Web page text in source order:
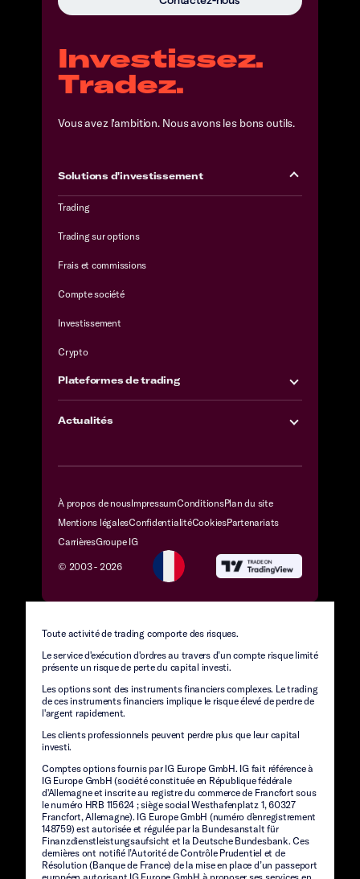
Investissez.
Tradez.
Vous avez l'ambition. Nous avons les bons outils.
Solutions d'investissement
Trading
Trading sur options
Frais et commissions
Compte société
Investissement
Crypto
Plateformes de trading
Actualités
À propos de nousImpressumConditionsPlan du site
Mentions légalesConfidentialitéCookiesPartenariats
CarrièresGroupe IG
© 2003 - 2026
Toute activité de trading comporte des risques.
Le service d'exécution d'ordres au travers d’un compte risque limité
présente un risque de perte du capital investi.
Les options sont des instruments financiers complexes. Le trading
de ces instruments financiers implique le risque élevé de perdre de
l'argent rapidement.
Les clients professionnels peuvent perdre plus que leur capital
investi.
Comptes options fournis par IG Europe GmbH. IG fait référence à
IG Europe GmbH (société constituée en République fédérale
d'Allemagne et inscrite au registre du commerce de Francfort sous
le numéro HRB 115624 ; siège social Westhafenplatz 1, 60327
Francfort, Allemagne). IG Europe GmbH (numéro d'enregistrement
148759) est autorisée et régulée par la Bundesanstalt für
Finanzdienstleistungsaufsicht et la Deutsche Bundesbank. Ces
dernières ont notifié l’Autorité de Contrôle Prudentiel et de
Résolution (Banque de France) de la mise en place d’un passeport